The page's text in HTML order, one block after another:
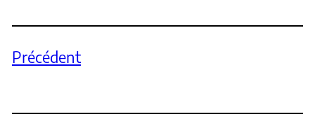
Précédent